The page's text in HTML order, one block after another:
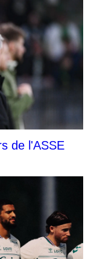
de l'ASSE